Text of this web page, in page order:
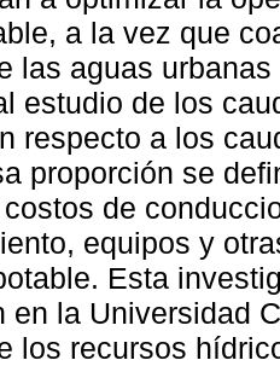
a la vez que
las aguas
estudio de los
respecto a los
proporción se
de
equipos y
Esta
en la Universidad
los recursos